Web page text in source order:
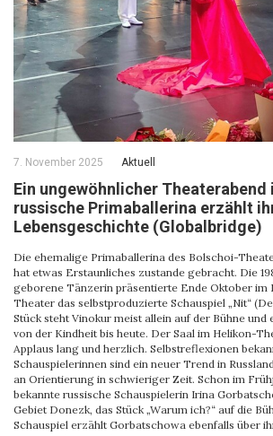
7. November 2025 Aktuell
Ein ungewöhnlicher Theaterabend
russische Primaballerina erzählt
Lebensgeschichte (Globalbridge)
Die ehemalige Primaballerina des Bolschoi-
hat etwas Erstaunliches zustande gebracht. Die
geborene Tänzerin präsentierte Ende Oktober im
Theater das selbstproduzierte Schauspiel „Nit“
Stück steht Vinokur meist allein auf der Bühne und
von der Kindheit bis heute. Der Saal im Helikon-
Applaus lang und herzlich. Selbstreflexionen
Schauspielerinnen sind ein neuer Trend in
an Orientierung in schwieriger Zeit. Schon im
bekannte russische Schauspielerin Irina
Gebiet Donezk, das Stück „Warum ich?“ auf die
Schauspiel erzählt Gorbatschowa ebenfalls über